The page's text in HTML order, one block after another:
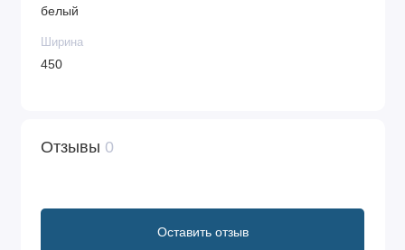
белый
Ширина
450
Отзывы 0
Оставить отзыв